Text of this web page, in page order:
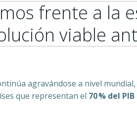
frente a la
viable
agravándose a nivel
que representan el 70 % del